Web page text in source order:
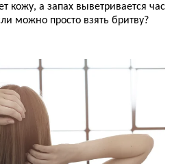
кожу, а запах выветривается час
можно просто взять бритву?